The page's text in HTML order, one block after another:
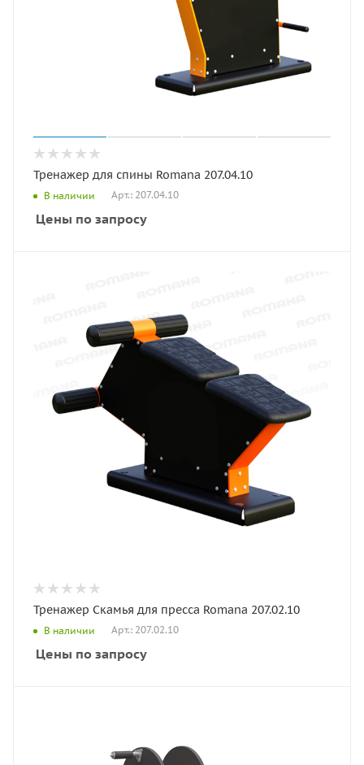
Тренажер для спины Romana 207.04.10
В наличии Арт.: 207.04.10
Цены по запросу
Тренажер Скамья для пресса Romana 207.02.10
В наличии Арт.: 207.02.10
Цены по запросу